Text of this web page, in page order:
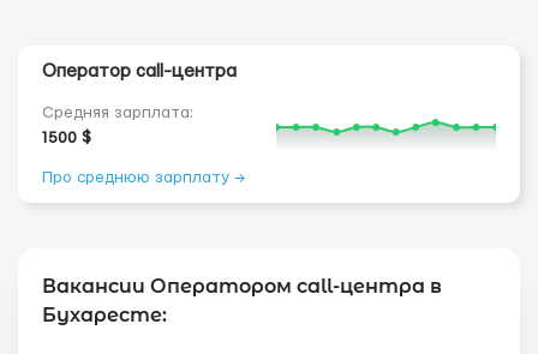
Оператор call-центра
Средняя зарплата:
1500 $
Про среднюю зарплату →
Вакансии Оператором call-центра в
Бухаресте: